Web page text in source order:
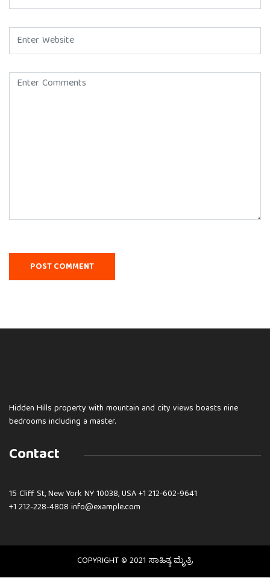
Hidden Hills property with mountain and city views boasts nine
bedrooms including a master.
Contact
15 Cliff St, New York NY 10038, USA+1 212-602-9641
+1 212-228-4808 info@example.com
COPYRIGHT © 2021 ಸಾಹಿತ್ಯ ಮೈತ್ರಿ